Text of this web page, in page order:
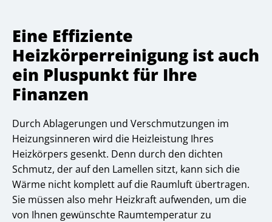
Eine Effiziente
Heizkörperreinigung ist auch
ein Pluspunkt für Ihre
Finanzen
Durch Ablagerungen und Verschmutzungen im
Heizungsinneren wird die Heizleistung Ihres
Heizkörpers gesenkt. Denn durch den dichten
Schmutz, der auf den Lamellen sitzt, kann sich die
Wärme nicht komplett auf die Raumluft übertragen.
Sie müssen also mehr Heizkraft aufwenden, um die
von Ihnen gewünschte Raumtemperatur zu